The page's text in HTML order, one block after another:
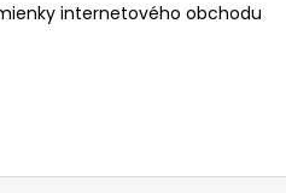
internetového obchodu